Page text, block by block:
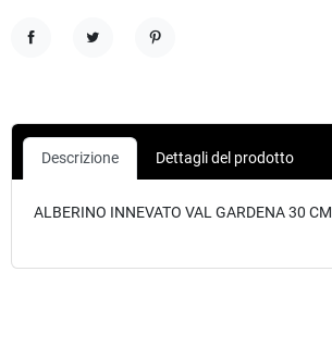
Descrizione Dettagli del prodotto
ALBERINO INNEVATO VAL GARDENA 30 CM